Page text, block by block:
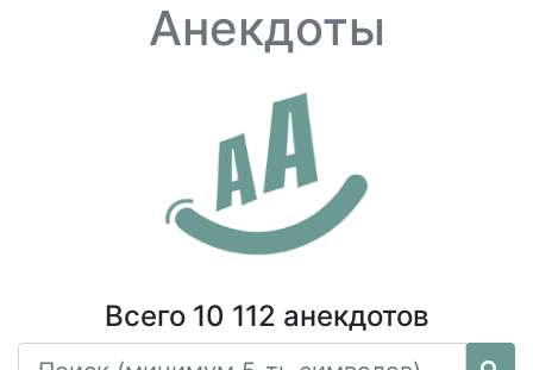
Анекдоты
Всего 10 112 анекдотов